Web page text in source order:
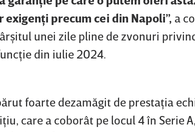
precum cei din Napoli”, a
unei zile pline de zvonuri
din iulie 2024.
foarte dezamăgit de prestaţia
care a coborât pe locul 4 în Serie